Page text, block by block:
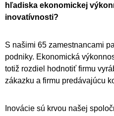
hľadiska ekonomickej
inovatívnosti?
S našimi 65 zamestnancami
podniky. Ekonomická
totiž rozdiel hodnotiť firmu
zákazku a firmu predávajúcu
Inovácie sú krvou našej